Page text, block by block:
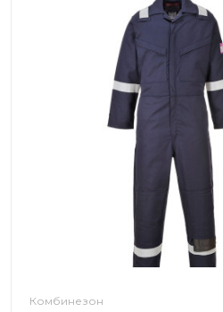
Комбинезон